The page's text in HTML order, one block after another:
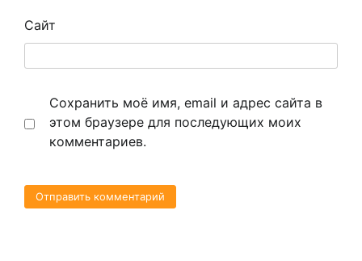
Сайт
Сохранить моё имя, email и адрес сайта в
этом браузере для последующих моих
комментариев.